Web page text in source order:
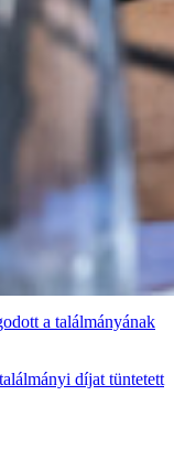
a találmányának
díjat tüntetett